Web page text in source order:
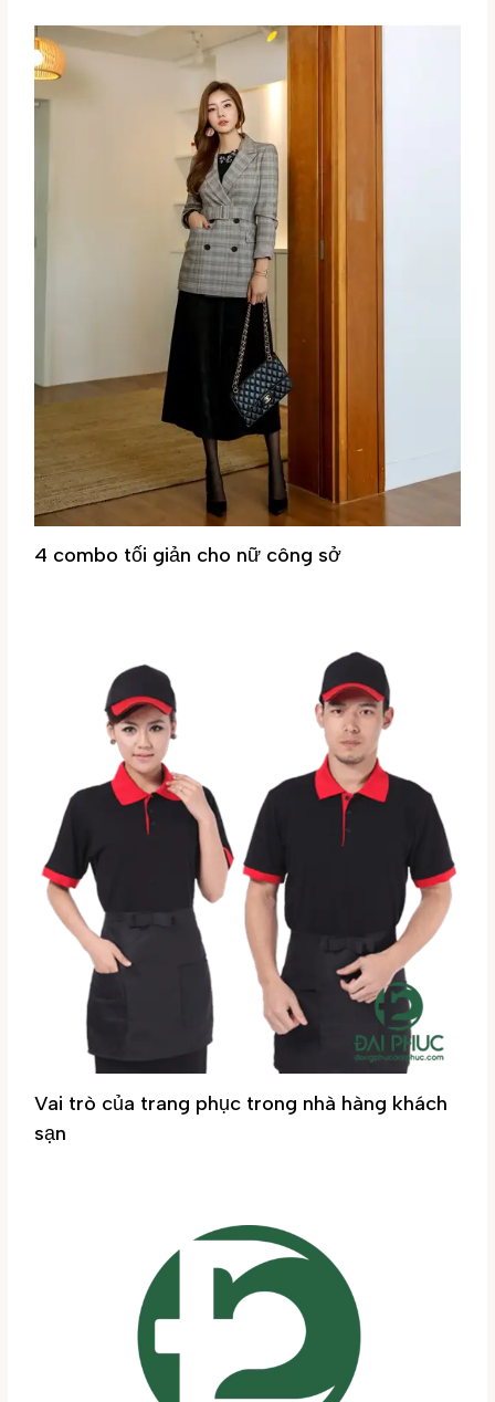
4 combo tối giản cho nữ công sở
Vai trò của trang phục trong nhà hàng khách
sạn